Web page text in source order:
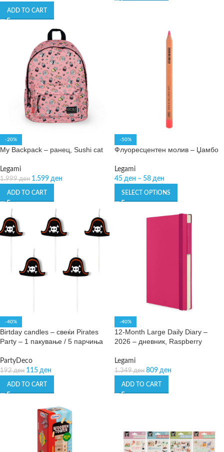
ADD TO CART
-20%
My Backpack – ранец, Sushi cat
Legami
1.999ден 1.599 ден
ADD TO CART
-50%
Флуоресцентен молив – Џамбо
Legami
45 ден – 58 ден
SELECT OPTIONS
-40%
Birtday candles – свеќи Pirates
Party – 1 пакување / 5 парчиња
PartyDeco
192ден 115 ден
ADD TO CART
-40%
12-Month Large Daily Diary –
2026 – дневник, Raspberry
Legami
1.349ден 809 ден
ADD TO CART